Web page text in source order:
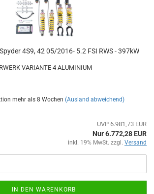
4S9, 42 05/2016- 5.2 FSI RWS - 397kW
VARIANTE 4 ALUMINIUM
mehr als 8 Wochen (Ausland abweichend)
UVP 6.981,73 EUR
Nur 6.772,28 EUR
inkl. 19% MwSt. zzgl. Versand
IN DEN WARENKORB